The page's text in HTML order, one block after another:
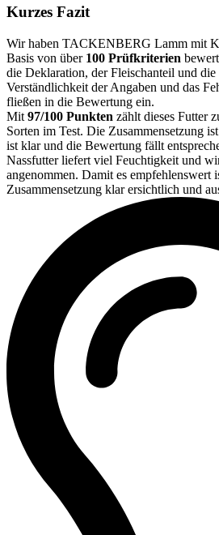
Kurzes Fazit
Wir haben TACKENBERG Lamm mit
Basis von über 100 Prüfkriterien
die Deklaration, der Fleischanteil und
Verständlichkeit der Angaben und das
fließen in die Bewertung ein.
Mit 97/100 Punkten zählt dieses Futter
Sorten im Test. Die Zusammensetzung
ist klar und die Bewertung fällt
Nassfutter liefert viel Feuchtigkeit und
angenommen. Damit es empfehlenswert
Zusammensetzung klar ersichtlich und